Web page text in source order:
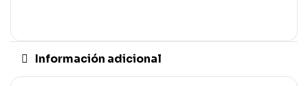
Información adicional